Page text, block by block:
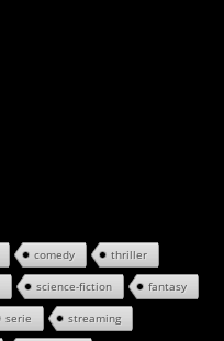
comedy thriller
science-fiction fantasy
serie streaming